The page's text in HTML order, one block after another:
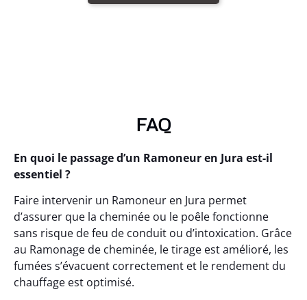
FAQ
En quoi le passage d’un Ramoneur en Jura est-il
essentiel ?
Faire intervenir un Ramoneur en Jura permet
d’assurer que la cheminée ou le poêle fonctionne
sans risque de feu de conduit ou d’intoxication. Grâce
au Ramonage de cheminée, le tirage est amélioré, les
fumées s’évacuent correctement et le rendement du
chauffage est optimisé.